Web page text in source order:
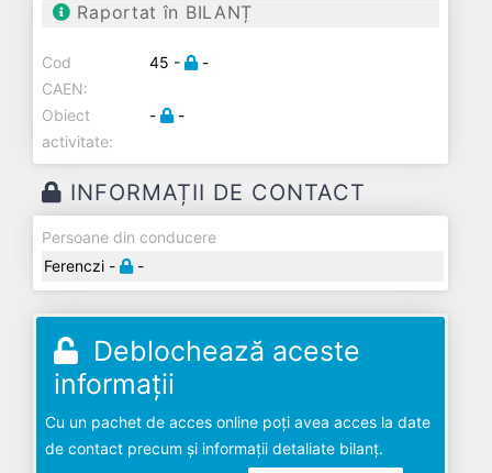
Raportat în BILANȚ
Cod
CAEN:
45 - -
Obiect
activitate:
- -
INFORMAȚII DE CONTACT
Persoane din conducere
Ferenczi -
-
Deblochează aceste
informații
Cu un pachet de acces online poți avea acces la date
de contact precum și informații detaliate bilanț.